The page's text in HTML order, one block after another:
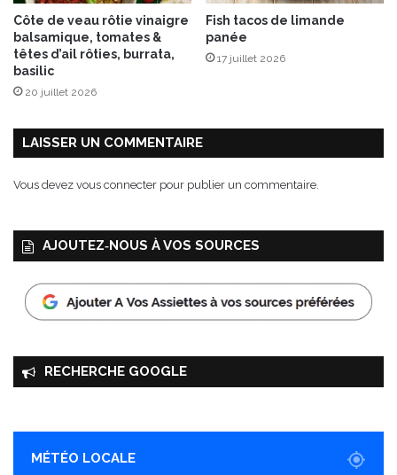
A
F
É
S
Côte de veau rôtie vinaigre
balsamique, tomates &
têtes d’ail rôties, burrata,
basilic
20 juillet 2026
Fish tacos de limande
panée
17 juillet 2026
LAISSER UN COMMENTAIRE
Vous devez vous connecter pour publier un commentaire.
AJOUTEZ‑NOUS À VOS SOURCES
RECHERCHE GOOGLE
MÉTÉO LOCALE